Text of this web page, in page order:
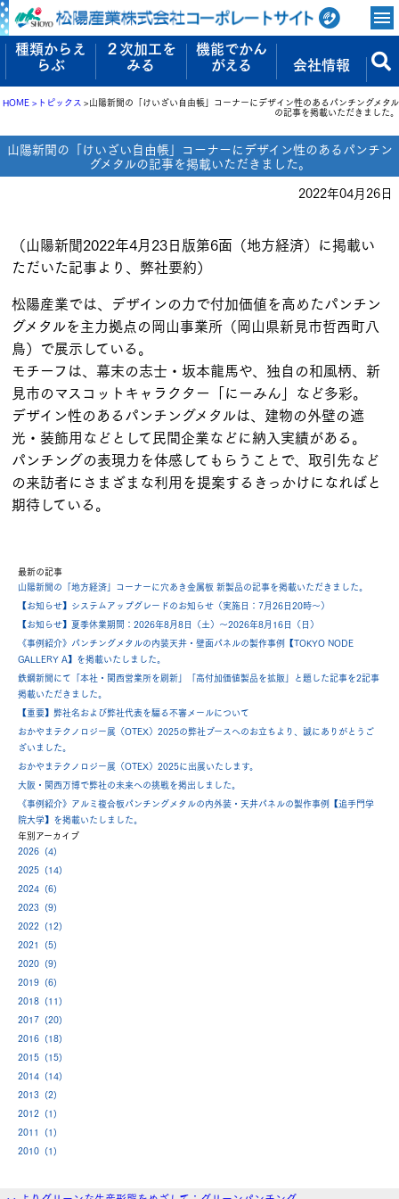
種類からえ
らぶ
２次加工を
みる
機能でかん
がえる 会社情報
HOME トピックス 山陽新聞の「けいざい自由帳」コーナーにデザイン性のあるパンチングメタル
の記事を掲載いただきました。
最新の記事
山陽新聞の「地方経済」コーナーに穴あき金属板 新製品の記事を掲載いただきました。
【お知らせ】システムアップグレードのお知らせ（実施日：7月26日20時～）
【お知らせ】夏季休業期間：2026年8月8日（土）～2026年8月16日（日）
《事例紹介》パンチングメタルの内装天井・壁面パネルの製作事例【TOKYO NODE
GALLERY A】を掲載いたしました。
鉄鋼新聞にて「本社・関西営業所を刷新」「高付加価値製品を拡販」と題した記事を2記事
掲載いただきました。
【重要】弊社名および弊社代表を騙る不審メールについて
おかやまテクノロジー展（OTEX）2025の弊社ブースへのお立ちより、誠にありがとうご
ざいました。
おかやまテクノロジー展（OTEX）2025に出展いたします。
大阪・関西万博で弊社の未来への挑戦を掲出しました。
《事例紹介》アルミ複合板パンチングメタルの内外装・天井パネルの製作事例【追手門学
院大学】を掲載いたしました。
年別アーカイブ
2026 (4)
2025 (14)
2024 (6)
2023 (9)
2022 (12)
2021 (5)
2020 (9)
2019 (6)
2018 (11)
2017 (20)
2016 (18)
2015 (15)
2014 (14)
2013 (2)
2012 (1)
2011 (1)
2010 (1)
山陽新聞の「けいざい自由帳」コーナーにデザイン性のあるパンチン
グメタルの記事を掲載いただきました。
2022年04月26日
（山陽新聞2022年4月23日版第6面（地方経済）に掲載い
ただいた記事より、弊社要約）
松陽産業では、デザインの力で付加価値を高めたパンチン
グメタルを主力拠点の岡山事業所（岡山県新見市哲西町八
鳥）で展示している。
モチーフは、幕末の志士・坂本龍馬や、独自の和風柄、新
見市のマスコットキャラクター「にーみん」など多彩。
デザイン性のあるパンチングメタルは、建物の外壁の遮
光・装飾用などとして民間企業などに納入実績がある。
パンチングの表現力を体感してもらうことで、取引先など
の来訪者にさまざまな利用を提案するきっかけになればと
期待している。